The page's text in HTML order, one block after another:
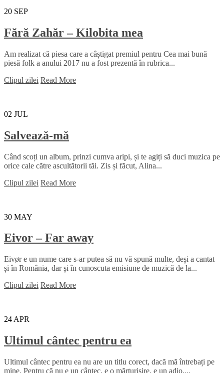
20 SEP
Fără Zahăr – Kilobita mea
Am realizat că piesa care a câștigat premiul pentru Cea mai bună
piesă folk a anului 2017 nu a fost prezentă în rubrica...
Clipul zilei Read More
02 JUL
Salvează-mă
Când scoți un album, prinzi cumva aripi, și te agiți să duci muzica pe
orice cale către ascultătorii tăi. Zis și făcut, Alina...
Clipul zilei Read More
30 MAY
Eivor – Far away
Eivør e un nume care s-ar putea să nu vă spună multe, deși a cantat
și în România, dar și în cunoscuta emisiune de muzică de la...
Clipul zilei Read More
24 APR
Ultimul cântec pentru ea
Ultimul cântec pentru ea nu are un titlu corect, dacă mă întrebați pe
mine. Pentru că nu e un cântec, e o mărturisire, e un adio,...